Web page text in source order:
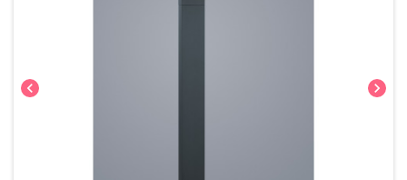
chevron_left chevron_right